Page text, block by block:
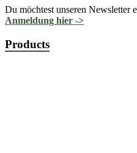
Du möchtest unseren Newsletter
Anmeldung hier ->
Products